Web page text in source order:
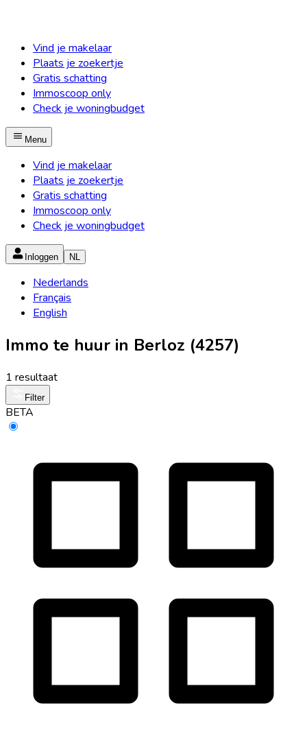
Vind je makelaar
Plaats je zoekertje
Gratis schatting
Immoscoop only
Check je woningbudget
Menu
Vind je makelaar
Plaats je zoekertje
Gratis schatting
Immoscoop only
Check je woningbudget
Inloggen NL
Nederlands
Français
English
Immo te huur in Berloz (4257)
1 resultaat
Filter
BETA